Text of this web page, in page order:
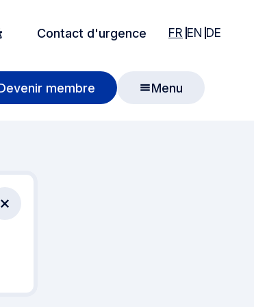
d'accessibilité
Contact d'urgence FR English
EN English
DE
membre Menu
Fermer la notification